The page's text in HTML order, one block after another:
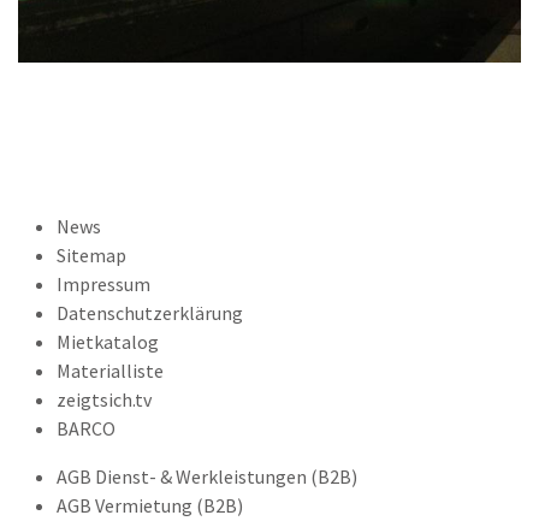
News
Sitemap
Impressum
Datenschutzerklärung
Mietkatalog
Materialliste
zeigtsich.tv
BARCO
AGB Dienst- & Werkleistungen (B2B)
AGB Vermietung (B2B)